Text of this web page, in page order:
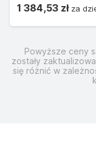
1 384,53 złza
Powyższe ceny
zostały
się różnić w